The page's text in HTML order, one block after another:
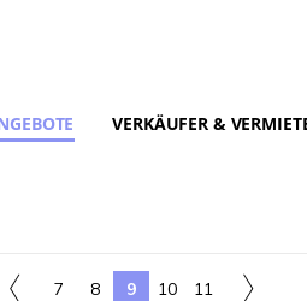
VERKÄUFER &
7 8 9 10 11